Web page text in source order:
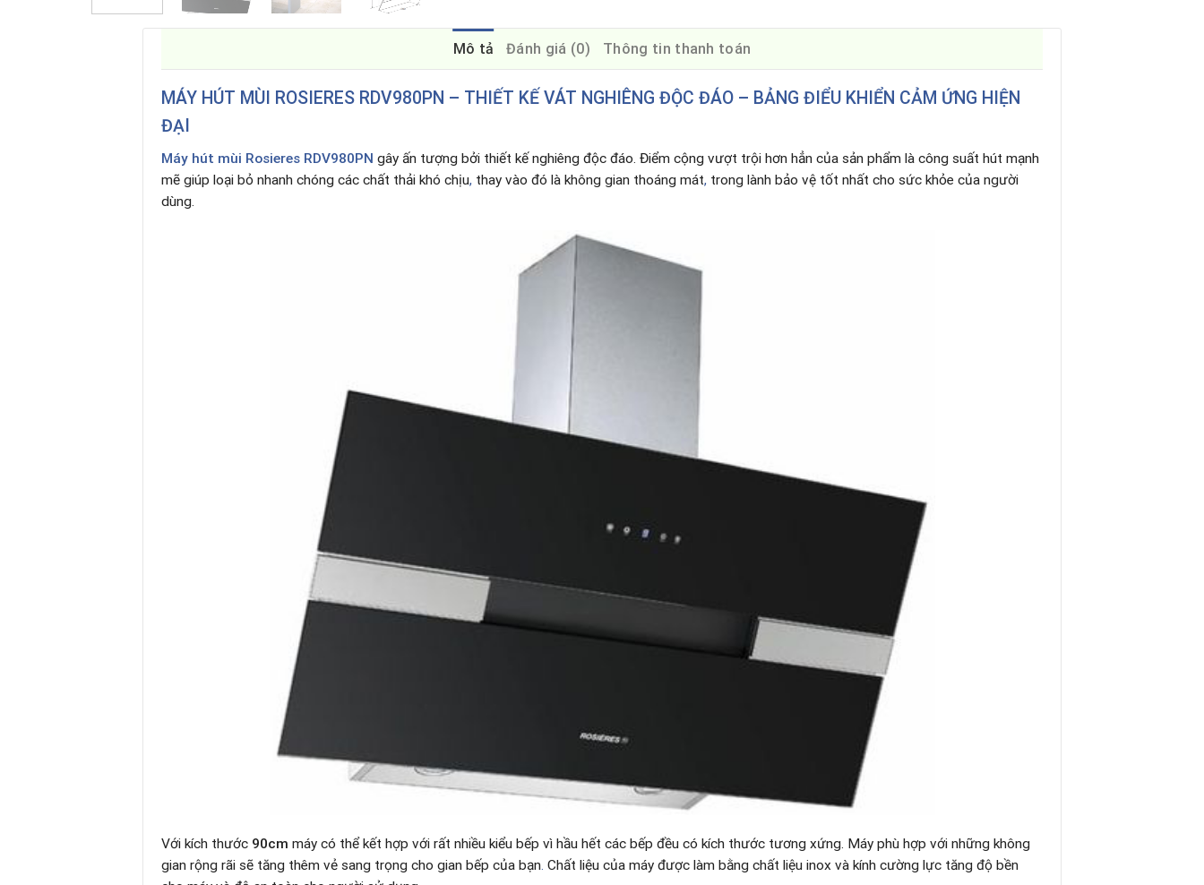
Mô tả Đánh giá (0) Thông tin thanh toán
MÁY HÚT MÙI ROSIERES RDV980PN – THIẾT KẾ VÁT NGHIÊNG ĐỘC ĐÁO – BẢNG ĐIỂU KHIỂN CẢM ỨNG HIỆN
ĐẠI
Máy hút mùi Rosieres RDV980PN gây ấn tượng bởi thiết kế nghiêng độc đáo. Điểm cộng vượt trội hơn hẳn của sản phẩm là công suất hút mạnh
mẽ giúp loại bỏ nhanh chóng các chất thải khó chịu, thay vào đó là không gian thoáng mát, trong lành bảo vệ tốt nhất cho sức khỏe của người
dùng.
Với kích thước 90cm máy có thể kết hợp với rất nhiều kiểu bếp vì hầu hết các bếp đều có kích thước tương xứng. Máy phù hợp với những không
gian rộng rãi sẽ tăng thêm vẻ sang trọng cho gian bếp của bạn. Chất liệu của máy được làm bằng chất liệu inox và kính cường lực tăng độ bền